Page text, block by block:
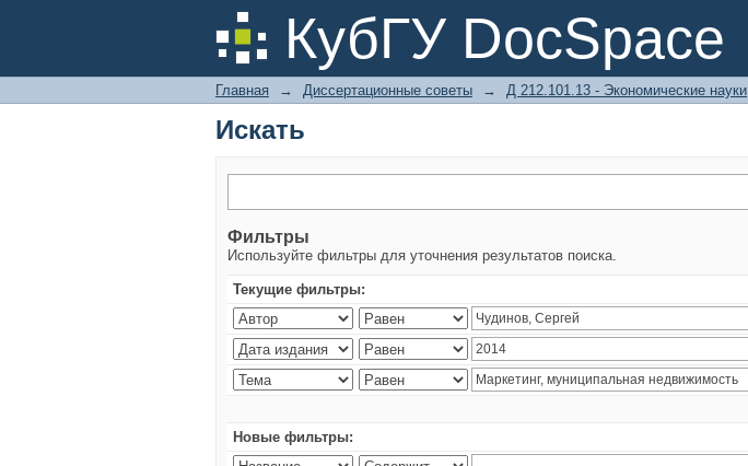
КубГУ DocSpace
Искать
Главная → Диссертационные советы → Д 212.101.13 - Экономические науки
Искать
Фильтры
Используйте фильтры для уточнения результатов поиска.
Текущие фильтры:
Новые фильтры: